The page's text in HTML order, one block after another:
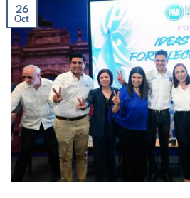
26
Oct